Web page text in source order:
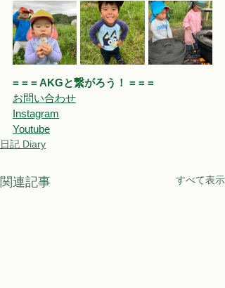
= = = AKGと繋がろう！ = = =
お問い合わせ
Instagram
Youtube
日記 Diary
関連記事 すべて表示